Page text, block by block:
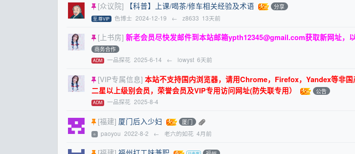
[众议院] 【科普】上课/喝茶/修车相关经验及术语 分享
至.尊VIP 色博士 2024-12-19 ← z8633 13天前
[上书房] 新老会员尽快发邮件到本站邮箱ypth12345@gmail.com获取新网址，
商务合作
ADM 一品探花 2025-6-14 ← lowyst 6天前
[VIP专属信息] 本站不支持国内浏览器，请用Chrome，Firefox，Yandex等非
二星以上级别会员，荣誉会员及VIP专用访问网址(防失联专用）
公告
ADM 一品探花 2025-8-4
[福建] 厦门后入少妇 厦门
⭐ paoyou 2022-8-2 ← 老六的如花 4月前